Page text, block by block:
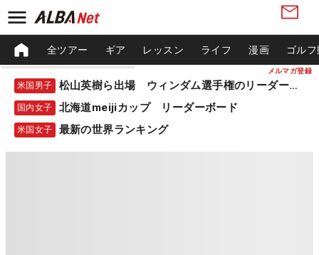
メルマガ登録
全ツアー ギア レッスン ライフ 漫画 ゴル
米国男子 松山英樹ら出場 ウィンダム選手権のリーダーボード
国内女子 北海道meijiカップ リーダーボード
米国女子 最新の世界ランキング